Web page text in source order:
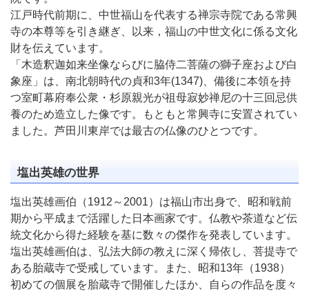
江戸時代前期に、中世福山を代表する禅宗寺院である常興
寺の本尊等を引き継ぎ、以来，福山の中世文化に係る文化
財を伝えています。
「木造釈迦如来坐像ならびに脇侍二菩薩の獅子座および白
象座」は、南北朝時代の貞和3年(1347)、備後に本領を持
つ室町幕府奉公衆・杉原親光が祖母寂妙禅尼の十三回忌供
養のため造立した像です。もともと常興寺に安置されてい
ました。芦田川東岸では最古の仏像のひとつです。
塩出英雄の世界
塩出英雄画伯（1912～2001）は福山市出身で、昭和戦前
期から平成まで活躍した日本画家です。仏教や茶道など伝
統文化から得た経験を基に数々の傑作を発表しています。
塩出英雄画伯は、弘法大師の教えに深く帰依し、菩提寺で
ある胎蔵寺で受戒しています。また、昭和13年（1938）
初めての個展を胎蔵寺で開催したほか、自らの作品を度々